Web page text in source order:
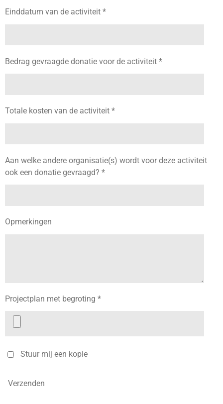
Einddatum van de activiteit *
Bedrag gevraagde donatie voor de activiteit *
Totale kosten van de activiteit *
Aan welke andere organisatie(s) wordt voor deze activiteit
ook een donatie gevraagd? *
Opmerkingen
Projectplan met begroting *
Stuur mij een kopie
Verzenden